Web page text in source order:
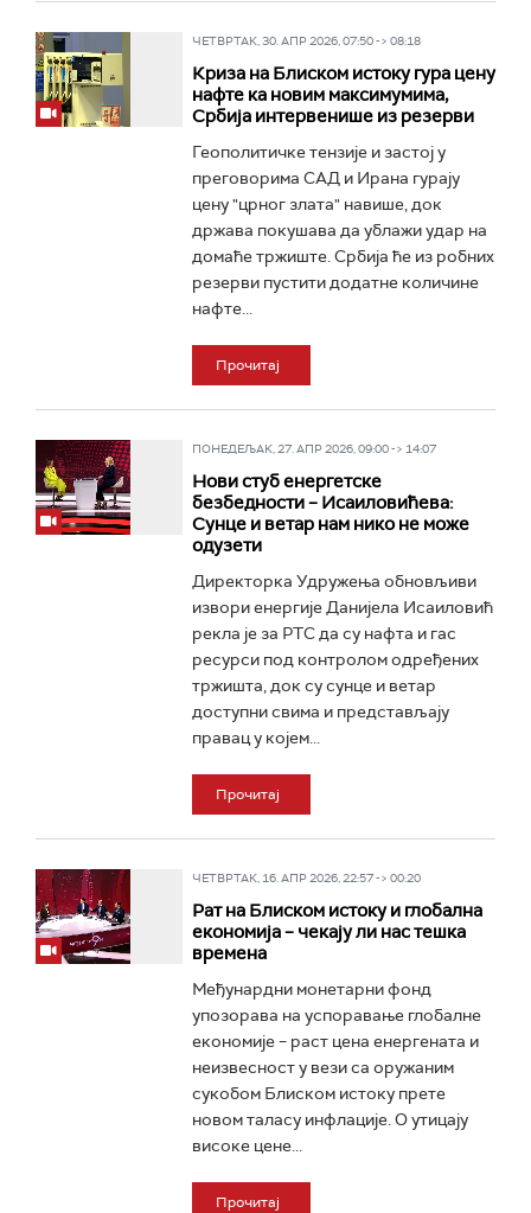
ЧЕТВРТАК, 30. АПР 2026, 07:50 -> 08:18
Криза на Блиском истоку гура цену
нафте ка новим максимумима,
Србија интервенише из резерви
Геополитичке тензије и застој у
преговорима САД и Ирана гурају
цену "црног злата" навише, док
држава покушава да ублажи удар на
домаће тржиште. Србија ће из робних
резерви пустити додатне количине
нафте...
Прочитај
ПОНЕДЕЉАК, 27. АПР 2026, 09:00 -> 14:07
Нови стуб енергетске
безбедности – Исаиловићева:
Сунце и ветар нам нико не може
одузети
Директорка Удружења обновљиви
извори енергије Данијела Исаиловић
рекла је за РТС да су нафта и гас
ресурси под контролом одређених
тржишта, док су сунце и ветар
доступни свима и представљају
правац у којем...
Прочитај
ЧЕТВРТАК, 16. АПР 2026, 22:57 -> 00:20
Рат на Блиском истоку и глобална
економија – чекају ли нас тешка
времена
Међунардни монетарни фонд
упозорава на успоравање глобалне
економије – раст цена енергената и
неизвесност у вези са оружаним
сукобом Блиском истоку прете
новом таласу инфлације. О утицају
високе цене...
Прочитај